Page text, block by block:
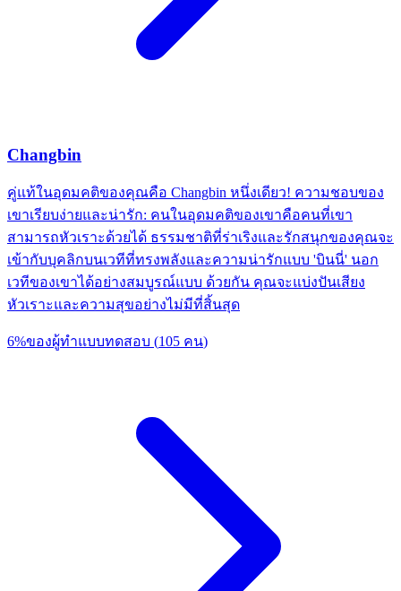
Changbin
คู่แท้ในอุดมคติของคุณคือ Changbin หนึ่งเดียว! ความชอบของ
เขาเรียบง่ายและน่ารัก: คนในอุดมคติของเขาคือคนที่เขา
สามารถหัวเราะด้วยได้ ธรรมชาติที่ร่าเริงและรักสนุกของคุณจะ
เข้ากับบุคลิกบนเวทีที่ทรงพลังและความน่ารักแบบ 'บินนี่' นอก
เวทีของเขาได้อย่างสมบูรณ์แบบ ด้วยกัน คุณจะแบ่งปันเสียง
หัวเราะและความสุขอย่างไม่มีที่สิ้นสุด
6%ของผู้ทำแบบทดสอบ (105 คน)